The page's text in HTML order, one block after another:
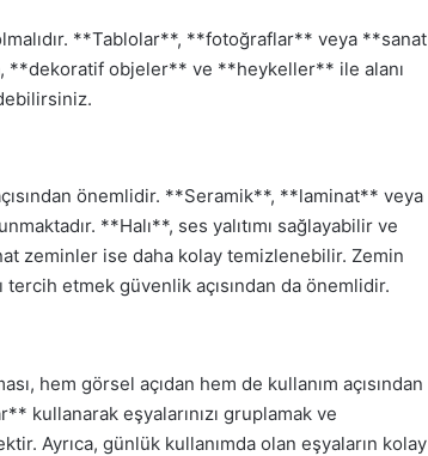
**Tablolar**, **fotoğraflar** veya **sanat
**dekoratif objeler** ve **heykeller** ile alanı
önemlidir. **Seramik**, **laminat** veya
**Halı**, ses yalıtımı sağlayabilir ve
zeminler ise daha kolay temizlenebilir. Zemin
etmek güvenlik açısından da önemlidir.
hem görsel açıdan hem de kullanım açısından
kullanarak eşyalarınızı gruplamak ve
Ayrıca, günlük kullanımda olan eşyaların kolay